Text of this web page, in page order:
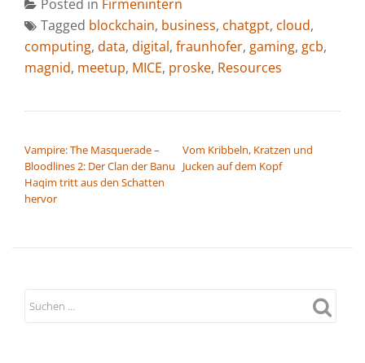
Posted in Firmenintern
Tagged blockchain, business, chatgpt, cloud,
computing, data, digital, fraunhofer, gaming, gcb,
magnid, meetup, MICE, proske, Resources
Vampire: The Masquerade –
Bloodlines 2: Der Clan der Banu
Haqim tritt aus den Schatten
hervor
Vom Kribbeln, Kratzen und
Jucken auf dem Kopf